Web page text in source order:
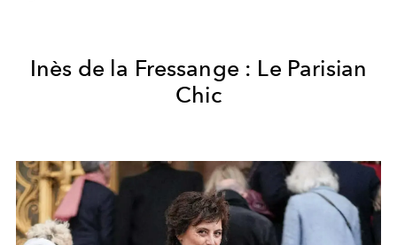
Inès de la Fressange : Le Parisian
Chic